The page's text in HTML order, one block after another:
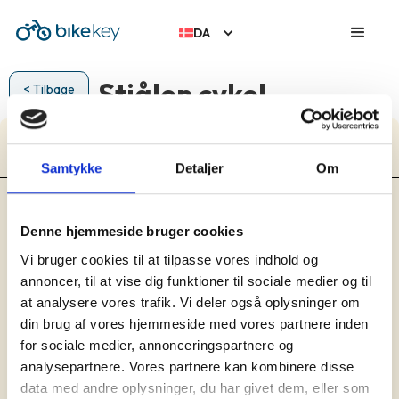
Samtykke Detaljer Om
Denne hjemmeside bruger cookies
Vi bruger cookies til at tilpasse vores indhold og
annoncer, til at vise dig funktioner til sociale medier og til
at analysere vores trafik. Vi deler også oplysninger om
din brug af vores hjemmeside med vores partnere inden
for sociale medier, annonceringspartnere og
analysepartnere. Vores partnere kan kombinere disse
data med andre oplysninger, du har givet dem, eller som
DA
< Tilbage
Stjålen cykel
Cube Travel SLT 2019
Ikke angivet
Model:
Cube Travel SLT 2019
Type:
Herre
Kategori:
Anden/speciel
Farve:
Sort